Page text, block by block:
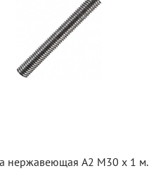
нержавеющая А2 М30 х 1 м.